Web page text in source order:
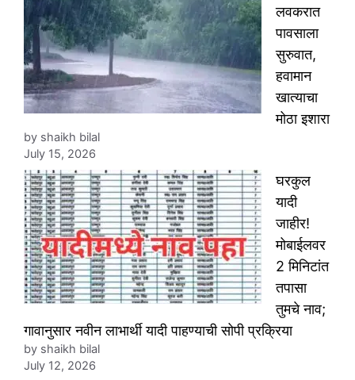
लवकरात
पावसाला
सुरुवात,
हवामान
खात्याचा
मोठा इशारा
by shaikh bilal
July 15, 2026
घरकुल
यादी
जाहीर!
मोबाईलवर
2 मिनिटांत
तपासा
तुमचे नाव;
गावानुसार नवीन लाभार्थी यादी पाहण्याची सोपी प्रक्रिया
by shaikh bilal
July 12, 2026